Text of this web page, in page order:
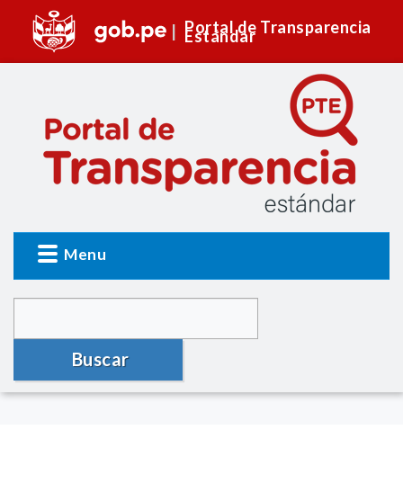
Portal de Transparencia
Estándar
Menu
Buscar